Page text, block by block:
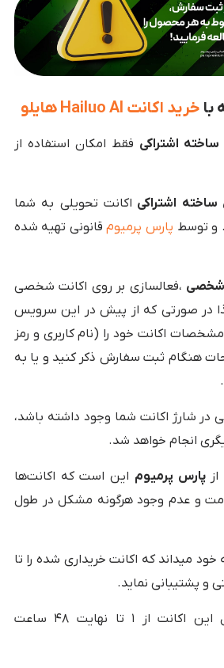
با خرید اکانت Hailuo AI هایلو
اشتراکی فقط امکان استفاده از
اشتراکی اکانت تحویلی به شما
و توسط پارس پرمیومقانونی تهیه شده
شخصی ،فعالسازی بر روی اکانت شخصی
در صورتی که از پیش در این سرویس
اکانت خود را (نام کاربری و رمز
هنگام ثبت سفارش ذکر کنید و یا به
شارژ اکانت شما وجود داشته باشد،
انجام خواهد شد.
ازپارس پرمیوم این است که اکانت‌ها
۱۰۰٪ سلامت و عدم وجود هرگونه مشکل در طول
میداند که اکانت خریداری شده را تا
و پشتیبانی نماید.
✔ حداکثر زمان ارسال این اکانت از ۱ تا نهایت ۴۸ ساعت